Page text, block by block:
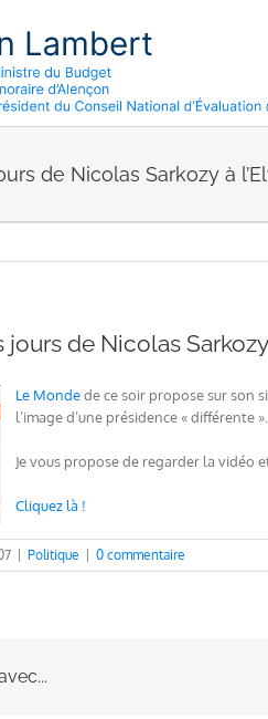
de Nicolas Sarkozy à
de Nicolas Sarkozy
Le Mondede ce soir propose sur son
l’image d’une présidence « différente ».
Je vous propose de regarder la vidéo
Cliquez là !
Politique 0 commentaire